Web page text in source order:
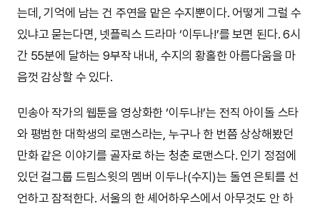
는데, 기억에 남는 건 주연을 맡은 수지뿐이다. 어떻게 그럴 수
있냐고 묻는다면, 넷플릭스 드라마 ‘이두나!’를 보면 된다. 6시
간 55분에 달하는 9부작 내내, 수지의 황홀한 아름다움을 마
음껏 감상할 수 있다.
민송아 작가의 웹툰을 영상화한 ‘이두나!’는 전직 아이돌 스타
와 평범한 대학생의 로맨스라는, 누구나 한 번쯤 상상해봤던
만화 같은 이야기를 골자로 하는 청춘 로맨스다. 인기 정점에
있던 걸그룹 드림스윗의 멤버 이두나(수지)는 돌연 은퇴를 선
언하고 잠적한다. 서울의 한 셰어하우스에서 아무것도 안 하